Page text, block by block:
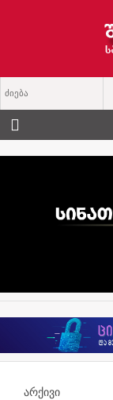
არქივი